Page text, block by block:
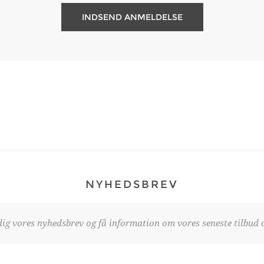
NYHEDSBREV
vores nyhedsbrev og få information om vores seneste tilbud